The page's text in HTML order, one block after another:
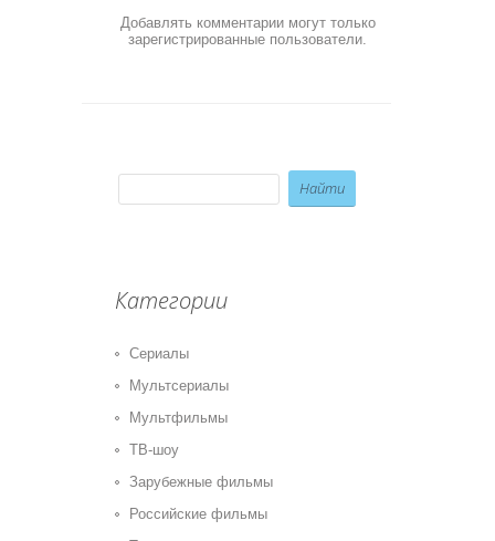
Добавлять комментарии могут только
зарегистрированные пользователи.
Категории
Сериалы
Мультсериалы
Мультфильмы
ТВ-шоу
Зарубежные фильмы
Российские фильмы